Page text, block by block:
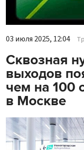
03 июля 2025, 12:04
Сквозная
выходов
чем на 100
в Москве